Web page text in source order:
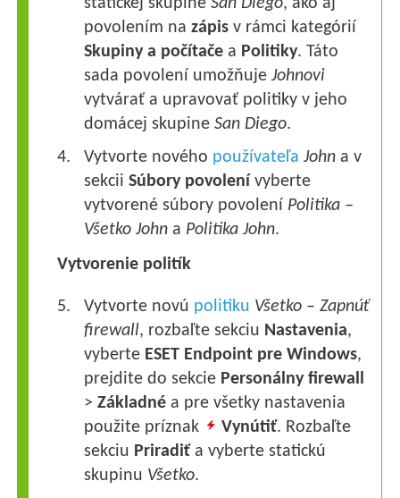
povolením nazápis v rámci kategórií
Skupiny a počítače a Politiky. Táto
sada povolení umožňujeJohnovi
vytvárať a upravovať politiky v jeho
domácej skupineSan Diego.
Vytvorte nového používateľa John a v
sekciiSúbory povolení vyberte
vytvorené súbory povolení Politika –
Všetko John a Politika John.
Vytvorenie politík
Vytvorte novú politiku Všetko – Zapnúť
firewall, rozbaľte sekciu Nastavenia,
vyberte ESET Endpoint pre Windows,
prejdite do sekcie Personálny firewall
>Základné a pre všetky nastavenia
použite príznak
Vynútiť. Rozbaľte
sekciu Priradiť a vyberte statickú
skupinu Všetko.